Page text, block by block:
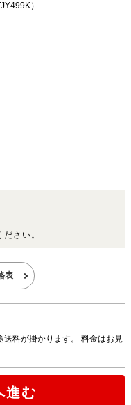
）
さい。
表
料が掛かります。 料金はお見
進む